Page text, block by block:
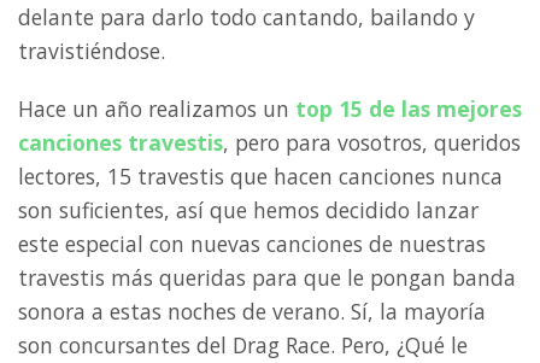
delante para darlo todo cantando, bailando y
travistiéndose.
Hace un año realizamos un top 15 de las mejores
canciones travestis, pero para vosotros, queridos
lectores, 15 travestis que hacen canciones nunca
son suficientes, así que hemos decidido lanzar
este especial con nuevas canciones de nuestras
travestis más queridas para que le pongan banda
sonora a estas noches de verano. Sí, la mayoría
son concursantes del Drag Race. Pero, ¿Qué le